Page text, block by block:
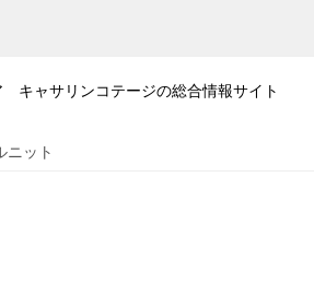
キャサリンコテージの総合情報サイト
ニット